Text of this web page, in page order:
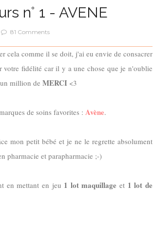
n° 1 - AVENE
81 Comments
cela comme il se doit, j'ai eu envie de consacrer
votre fidélité car il y a une chose que je n'oublie
million de MERCI <3
de soins favorites : Avène.
mon petit bébé et je ne le regrette absolument
pharmacie et parapharmacie ;-)
en mettant en jeu 1 lot maquillageet 1 lot de